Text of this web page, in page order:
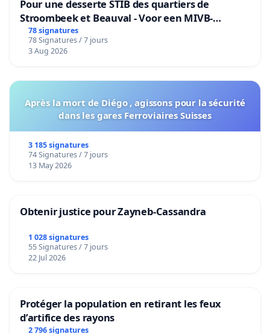
Pour une desserte STIB des quartiers de
Stroombeek et Beauval - Voor een MIVB-
bediening van de wijken Strombeek en Het
Voor
78 signatures
78 Signatures / 7 jours
3 Aug 2026
Après la mort de Diégo , agissons pour la sécurité
dans les gares Ferroviaires Suisses
3 185 signatures
74 Signatures / 7 jours
13 May 2026
Obtenir justice pour Zayneb-Cassandra
1 028 signatures
55 Signatures / 7 jours
22 Jul 2026
Protéger la population en retirant les feux
d’artifice des rayons
2 796 signatures